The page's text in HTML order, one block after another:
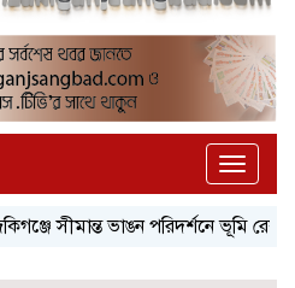
Toggle
সীমান্ত ভাঙন পরিদর্শনে ভূমি রেকর্ড ও